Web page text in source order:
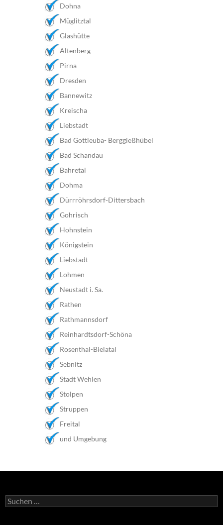
Dohna
Müglitztal
Glashütte
Altenberg
Pirna
Dresden
Bannewitz
Kreischa
Liebstadt
Bad Gottleuba- Berggießhübel
Bad Schandau
Bahretal
Dohma
Dürrröhrsdorf-Dittersbach
Gohrisch
Hohnstein
Königstein
Liebstadt
Lohmen
Neustadt i. Sa.
Rathen
Rathmannsdorf
Reinhardtsdorf-Schöna
Rosenthal-Bielatal
Sebnitz
Stadt Wehlen
Stolpen
Struppen
Freital
und Umgebung
Suchen
nach: